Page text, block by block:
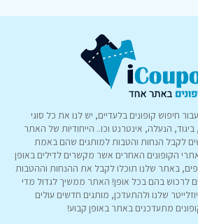
חיפוש קופונים בלעדיים, יש לנו את כל סוגי
הנעלה, אינטרנט וכו.. הייחודיות של האתר
לקבל הנחות והטבות למותגים שהם באמת
הקופונים האחרים אשר מקשרים לדילים באופן
באתר שלנו תוכלו לקבל את ההנחות וההטבות
לרכוש בהם בכל אופן! האתר ממשיך לגדול מדי
שלנו ולהתעדכן, מותגים חדשים עולים
מתעדכנים באתר באופן קבוע!